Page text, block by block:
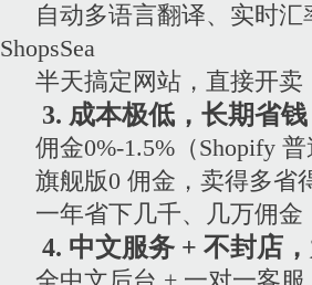
自动多语言翻译、实时
ShopsSea
半天搞定网站，直接开卖
3. 成本极低，长期省钱
佣金0%-1.5%（Shopify
旗舰版0 佣金，卖得多省
一年省下几千、几万佣金
4. 中文服务 + 不封店